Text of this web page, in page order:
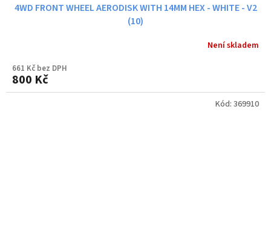
4WD FRONT WHEEL AERODISK WITH 14MM HEX - WHITE - V2
(10)
Není skladem
661 Kč bez DPH
800 Kč
Kód: 369910